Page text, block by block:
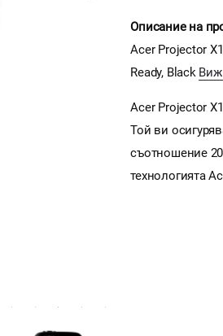
Описание на
Acer Projector
Ready, Black Виж
Acer Projector
Той ви
съотношение
технологията